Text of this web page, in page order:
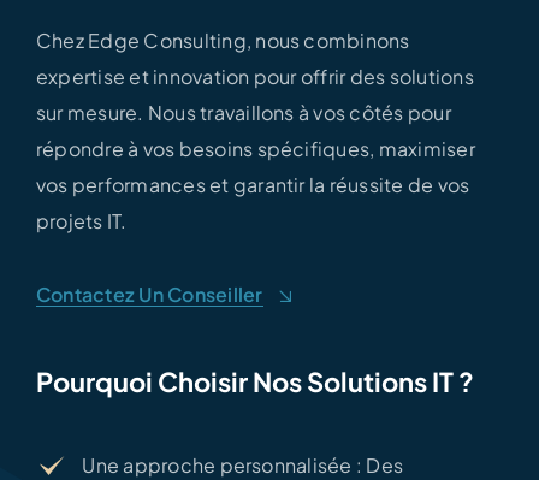
Chez Edge Consulting, nous combinons
expertise et innovation pour offrir des solutions
sur mesure. Nous travaillons à vos côtés pour
répondre à vos besoins spécifiques, maximiser
vos performances et garantir la réussite de vos
projets IT.
Contactez Un Conseiller
Pourquoi Choisir Nos Solutions IT ?
Une approche personnalisée : Des